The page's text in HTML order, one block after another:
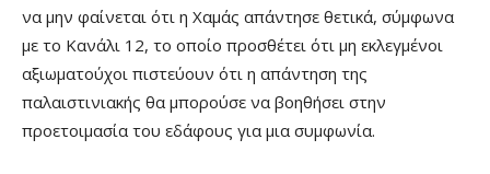
να μην φαίνεται ότι η Χαμάς απάντησε θετικά, σύμφωνα
με το Κανάλι 12, το οποίο προσθέτει ότι μη εκλεγμένοι
αξιωματούχοι πιστεύουν ότι η απάντηση της
παλαιστινιακής θα μπορούσε να βοηθήσει στην
προετοιμασία του εδάφους για μια συμφωνία.